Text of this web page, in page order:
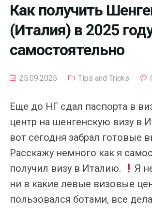
Как получить
(Италия) в 2025
самостоятельно
25.09.2025 Tips and Tricks
Еще до НГ сдал паспорта в
центр на шенгенскую визу в
вот сегодня забрал готовые
Расскажу немного как я
получил визу в Италию.
Я
ни в какие левые визовые
пользовался ботами, все